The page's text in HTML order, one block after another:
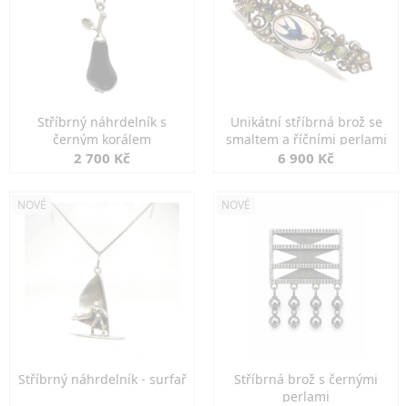
Stříbrný náhrdelník s
černým korálem
2 700 Kč
Unikátní stříbrná brož se
smaltem a říčními perlami
6 900 Kč
NOVÉ
Stříbrný náhrdelník - surfař
NOVÉ
Stříbrná brož s černými
perlami